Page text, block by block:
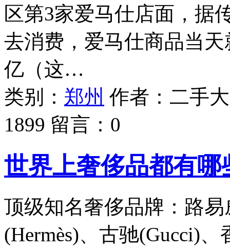
区第3家爱马仕店面，据
去消费，爱马仕商品当
亿（这…
类别： 郑州 作者： 二手
1899 留言： 0
世界上奢侈品都有哪
顶级知名奢侈品牌：路
(Hermès)、古驰(Gucci)